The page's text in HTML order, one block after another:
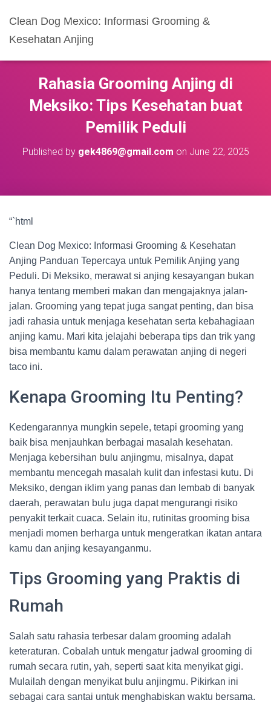
Clean Dog Mexico: Informasi Grooming &
Kesehatan Anjing
Rahasia Grooming Anjing di
Meksiko: Tips Kesehatan buat
Pemilik Peduli
Published by gek4869@gmail.com on June 22, 2025
“`html
Clean Dog Mexico: Informasi Grooming & Kesehatan
Anjing Panduan Tepercaya untuk Pemilik Anjing yang
Peduli. Di Meksiko, merawat si anjing kesayangan bukan
hanya tentang memberi makan dan mengajaknya jalan-
jalan. Grooming yang tepat juga sangat penting, dan bisa
jadi rahasia untuk menjaga kesehatan serta kebahagiaan
anjing kamu. Mari kita jelajahi beberapa tips dan trik yang
bisa membantu kamu dalam perawatan anjing di negeri
taco ini.
Kenapa Grooming Itu Penting?
Kedengarannya mungkin sepele, tetapi grooming yang
baik bisa menjauhkan berbagai masalah kesehatan.
Menjaga kebersihan bulu anjingmu, misalnya, dapat
membantu mencegah masalah kulit dan infestasi kutu. Di
Meksiko, dengan iklim yang panas dan lembab di banyak
daerah, perawatan bulu juga dapat mengurangi risiko
penyakit terkait cuaca. Selain itu, rutinitas grooming bisa
menjadi momen berharga untuk mengeratkan ikatan antara
kamu dan anjing kesayanganmu.
Tips Grooming yang Praktis di
Rumah
Salah satu rahasia terbesar dalam grooming adalah
keteraturan. Cobalah untuk mengatur jadwal grooming di
rumah secara rutin, yah, seperti saat kita menyikat gigi.
Mulailah dengan menyikat bulu anjingmu. Pikirkan ini
sebagai cara santai untuk menghabiskan waktu bersama.